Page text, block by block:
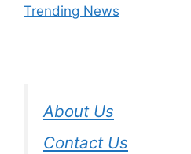
Trending News
About Us
Contact Us